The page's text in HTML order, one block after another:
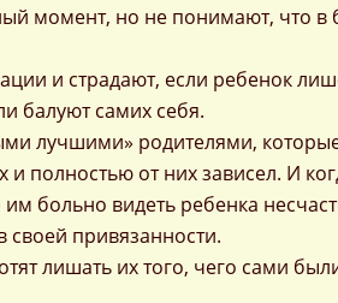
момент, но не понимают, что в
и страдают, если ребенок
балуют самих себя.
лучшими» родителями,
полностью от них зависел. И
больно видеть ребенка
своей привязанности.
лишать их того, чего сами